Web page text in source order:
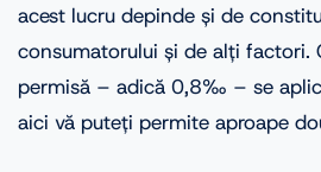
acest lucru depinde și de
consumatorului și de alți factori.
permisă – adică 0,8‰ – se
aici vă puteți permite aproape